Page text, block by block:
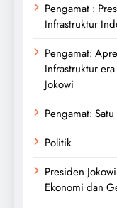
Pengamat :
Infrastruktur
Pengamat:
Infrastruktur
Jokowi
Pengamat:
Politik
Presiden
Ekonomi dan